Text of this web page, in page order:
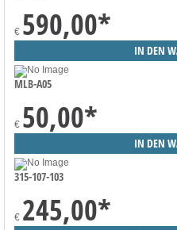
€ 590,00*
MLB-A05
€ 50,00*
315-107-103
€ 245,00*